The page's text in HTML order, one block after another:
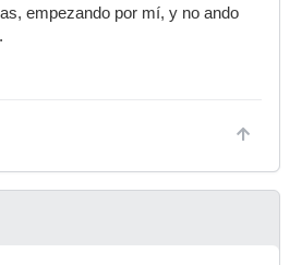
empezando por mí, y no ando